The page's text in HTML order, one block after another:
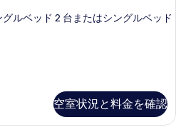
ルベッド 2 台またはシングルベッド
空室状況と料金を確認